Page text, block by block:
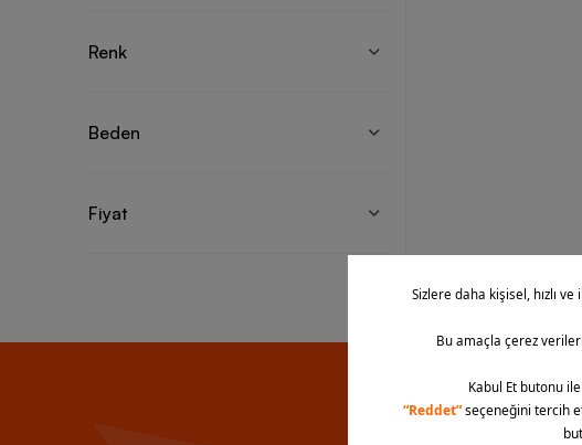
Renk
Beden
Fiyat